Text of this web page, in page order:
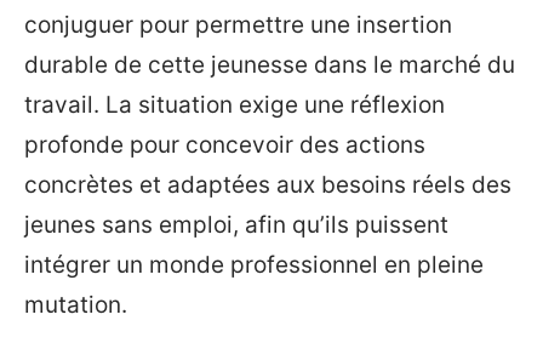
conjuguer pour permettre une insertion
durable de cette jeunesse dans le marché du
travail. La situation exige une réflexion
profonde pour concevoir des actions
concrètes et adaptées aux besoins réels des
jeunes sans emploi, afin qu’ils puissent
intégrer un monde professionnel en pleine
mutation.